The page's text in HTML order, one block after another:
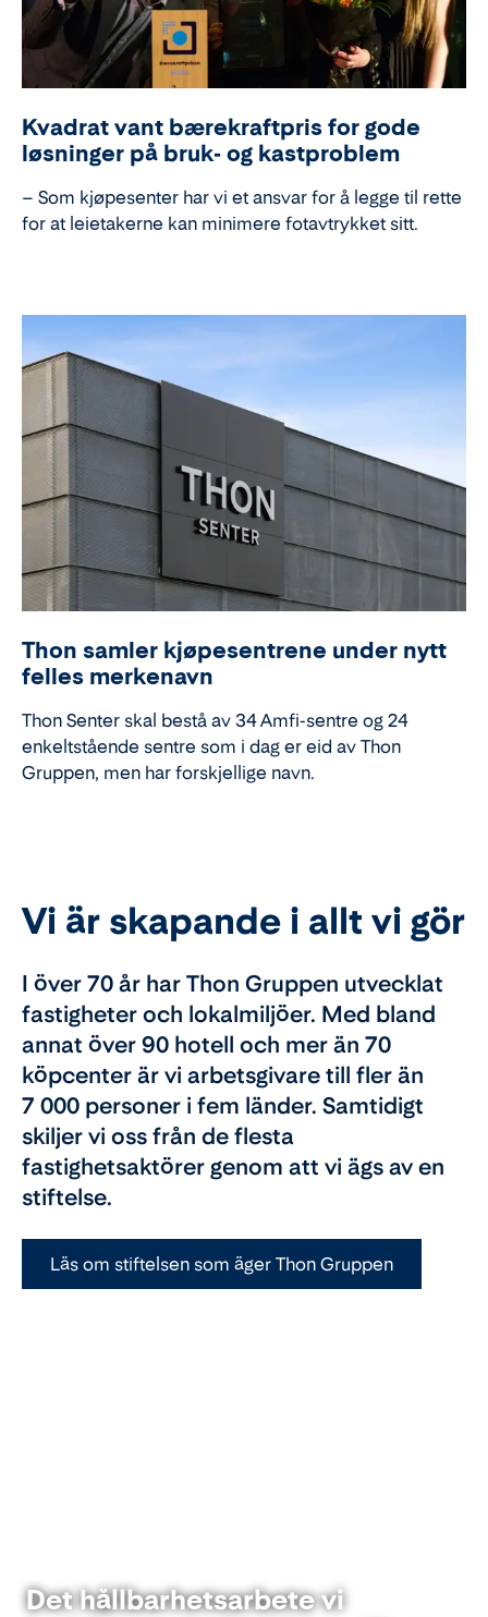
Kvadrat vant bærekraftpris for gode
løsninger på bruk- og kastproblem
– Som kjøpesenter har vi et ansvar for å legge til rette
for at leietakerne kan minimere fotavtrykket sitt.
Thon samler kjøpesentrene under nytt
felles merkenavn
Thon Senter skal bestå av 34 Amfi-sentre og 24
enkeltstående sentre som i dag er eid av Thon
Gruppen, men har forskjellige navn.
Vi är skapande i allt vi gör
I över 70 år har Thon Gruppen utvecklat
fastigheter och lokalmiljöer. Med bland
annat över 90 hotell och mer än 70
köpcenter är vi arbetsgivare till fler än
7 000 personer i fem länder. Samtidigt
skiljer vi oss från de flesta
fastighetsaktörer genom att vi ägs av en
stiftelse.
Läs om stiftelsen som äger Thon Gruppen
Det hållbarhetsarbete vi